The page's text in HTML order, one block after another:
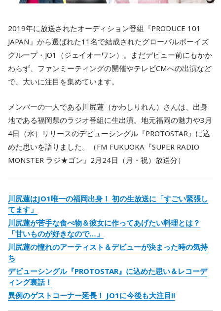
2019年に放送されたオーディション番組『PRODUCE 101
JAPAN』から選ばれた11名で結成されたグローバルボーイズ
グループ・JO1（ジェイオーワン）。まだデビュー前にもかか
わらず、ファンミーティングの開催やテレビCMへの出演など
で、大いに注目を集めています。
メンバーの一人である川尻蓮（かわしりれん）さんは、出身
地である福岡県のラジオ番組に生出演。地元福岡の魅力や3月
4日（水）リリースのデビューシングル『PROTOSTAR』に込
めた思いを語りました。（FM FUKUOKA『SUPER RADIO
MONSTER ラジ★ゴン』2月24日（月・祝）放送分）
川尻蓮はJO1唯一の福岡出身！ 初の生放送に「すごい緊張し
てます」
川尻蓮が苦手な食べ物＆彼女に作ってあげたい料理とは？
「甘いものが好きなので…」
川尻蓮の憧れのアーティスト＆デビューが決まった時の気持
ち
デビューシングル『PROTOSTAR』に込めた思い＆レコーデ
ィング裏話！
異例のゲストコーナー延長！ JO1に今後も大注目!!